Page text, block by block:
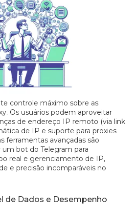
controle máximo sobre as
Os usuários podem aproveitar
de endereço IP remoto (via link
de IP e suporte para proxies
ferramentas avançadas são
bot do Telegram para
real e gerenciamento de IP,
e precisão incomparáveis no
de Dados e Desempenho